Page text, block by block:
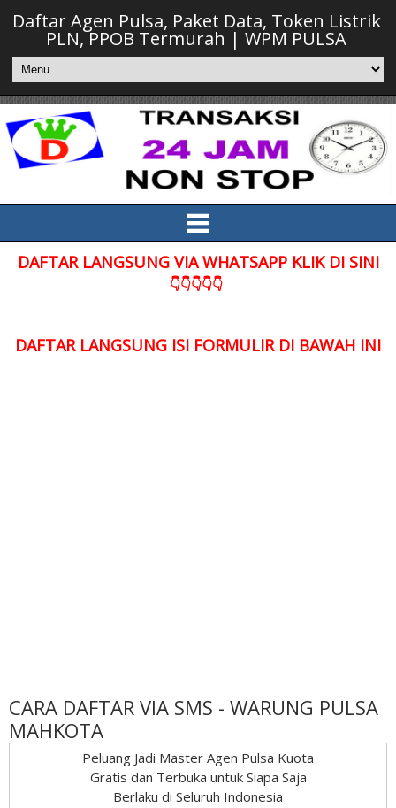
Daftar Agen Pulsa, Paket Data, Token Listrik
PLN, PPOB Termurah | WPM PULSA
DAFTAR LANGSUNG VIA WHATSAPP KLIK DI SINI
👇👇👇👇👇
DAFTAR LANGSUNG ISI FORMULIR DI BAWAH INI
CARA DAFTAR VIA SMS - WARUNG PULSA
MAHKOTA
Peluang Jadi Master Agen Pulsa Kuota
Gratis dan Terbuka untuk Siapa Saja
Berlaku di Seluruh Indonesia